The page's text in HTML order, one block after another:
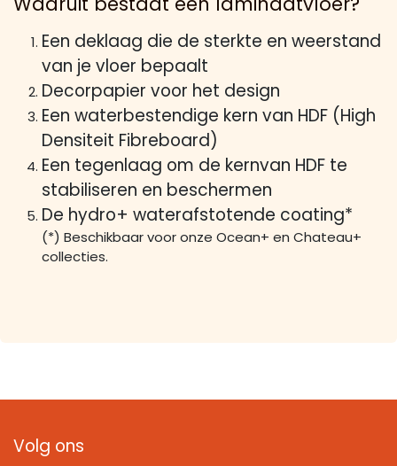
Een deklaag die de sterkte en weerstand
van je vloer bepaalt
Decorpapier voor het design
Een waterbestendige kern van HDF (High
Densiteit Fibreboard)
Een tegenlaag om de kernvan HDF te
stabiliseren en beschermen
De hydro+ waterafstotende coating*
(*) Beschikbaar voor onze Ocean+ en Chateau+
collecties.
Volg ons